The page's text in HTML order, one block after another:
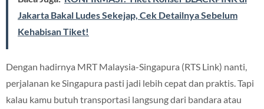
Jakarta Bakal Ludes Sekejap, Cek Detailnya Sebelum
Kehabisan Tiket!
Dengan hadirnya MRT Malaysia-Singapura (RTS Link) nanti,
perjalanan ke Singapura pasti jadi lebih cepat dan praktis. Tapi
kalau kamu butuh transportasi langsung dari bandara atau